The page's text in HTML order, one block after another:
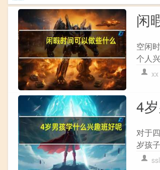
闲
空闲
个人
xx
4
对于
岁孩